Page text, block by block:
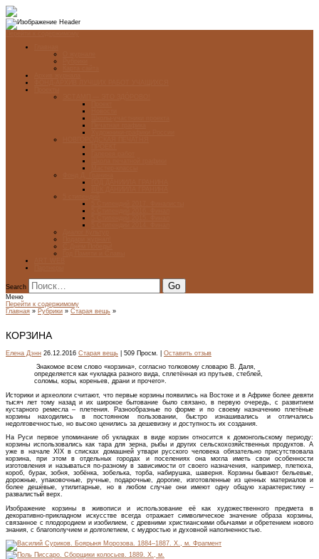
Search
Меню
Перейти к содержимому
Главная » Рубрики » Старая вещь »
КОРЗИНА
Елена Дэнн 26.12.2016 Старая вещь | 509 Просм. | Оставить отзыв
Знакомое всем слово «корзина», согласно толковому словарю В. Даля,
определяется как «укладка разного вида, сплетённая из прутьев, стеблей,
соломы, коры, кореньев, драни и прочего».
Историки и археологи считают, что первые корзины появились на Востоке и в Африке более девяти
тысяч лет тому назад и их широкое бытование было связано, в первую очередь, с развитием
кустарного ремесла – плетения. Разнообразные по форме и по своему назначению плетёные
корзины находились в постоянном пользовании, быстро изнашивались и отличались
недолговечностью, но высоко ценились за дешевизну и доступность их создания.
На Руси первое упоминание об укладках в виде корзин относится к домонгольскому периоду:
корзины использовались как тара для зерна, рыбы и других сельскохозяйственных продуктов. А
уже в начале XIX в списках домашней утвари русского человека обязательно присутствовала
корзина, при этом в отдельных городах и поселениях она могла иметь свои особенности
изготовления и называться по-разному в зависимости от своего назначения, например, плетюха,
короб, бурак, зобня, зобёнка, зобелька, торба, набирушка, шаверня. Корзины бывают бельевые,
дорожные, упаковочные, ручные, подарочные, дорогие, изготовленные из ценных материалов и
более дешёвые, утилитарные, но в любом случае они имеют одну общую характеристику –
развалистый верх.
Изображение корзины в живописи и использование её как художественного предмета в
декоративно-прикладном искусстве всегда отражает символическое значение образа корзины,
связанное с плодородием и изобилием, с древними христианскими обычаями и обретением нового
знания, с благополучием и долголетием, с мудростью и духовной наполненностью.